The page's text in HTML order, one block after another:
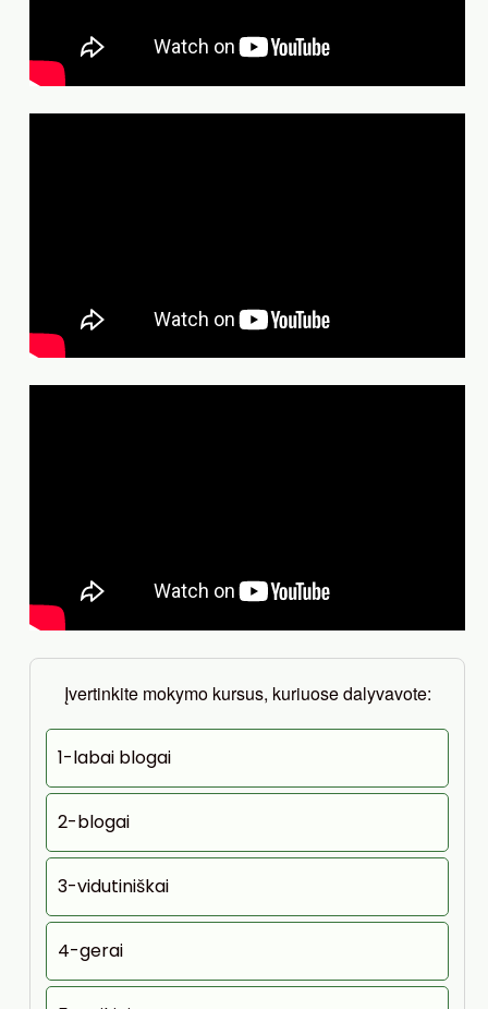
Įvertinkite mokymo kursus, kuriuose dalyvavote:
1-labai blogai
2-blogai
3-vidutiniškai
4-gerai